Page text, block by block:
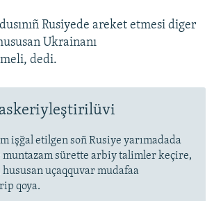
Rusiyede areket etmesi diger
Ukrainanı
dedi.
askeriyleştirilüvi
işğal etilgen soñ Rusiye yarımadada
muntazam sürette arbiy talimler keçire,
uçaqquvar mudafaa
qoya.